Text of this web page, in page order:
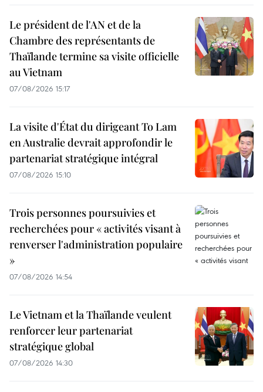
Le président de l'AN et de la
Chambre des représentants de
Thaïlande termine sa visite officielle
au Vietnam
07/08/2026 15:17
La visite d'État du dirigeant To Lam
en Australie devrait approfondir le
partenariat stratégique intégral
07/08/2026 15:10
Trois personnes poursuivies et
recherchées pour « activités visant à
renverser l'administration populaire
»
07/08/2026 14:54
Le Vietnam et la Thaïlande veulent
renforcer leur partenariat
stratégique global
07/08/2026 14:30